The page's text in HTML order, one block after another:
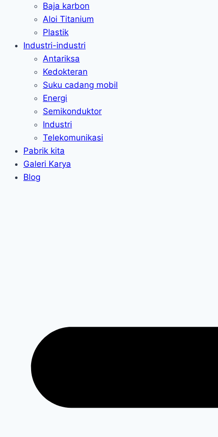
Baja karbon
Aloi Titanium
Plastik
Industri-industri
Antariksa
Kedokteran
Suku cadang mobil
Energi
Semikonduktor
Industri
Telekomunikasi
Pabrik kita
Galeri Karya
Blog